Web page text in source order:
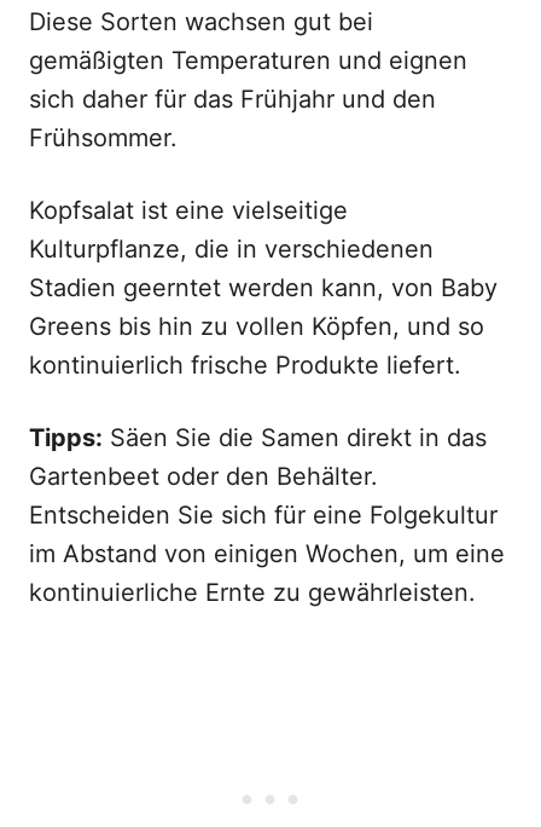
Diese Sorten wachsen gut bei
gemäßigten Temperaturen und eignen
sich daher für das Frühjahr und den
Frühsommer.
Kopfsalat ist eine vielseitige
Kulturpflanze, die in verschiedenen
Stadien geerntet werden kann, von Baby
Greens bis hin zu vollen Köpfen, und so
kontinuierlich frische Produkte liefert.
Tipps: Säen Sie die Samen direkt in das
Gartenbeet oder den Behälter.
Entscheiden Sie sich für eine Folgekultur
im Abstand von einigen Wochen, um eine
kontinuierliche Ernte zu gewährleisten.